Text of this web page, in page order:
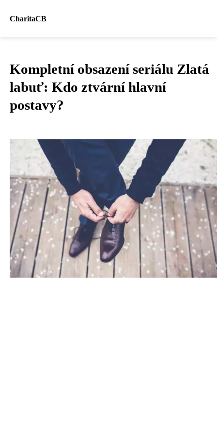
CharitaCB
Kompletní obsazení seriálu Zlatá
labuť: Kdo ztvární hlavní
postavy?